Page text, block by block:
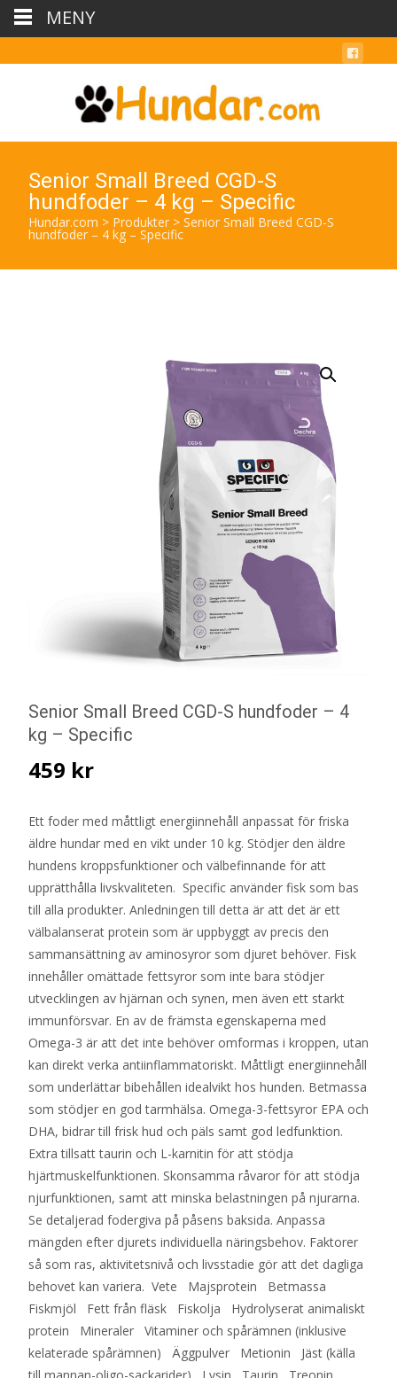
Senior Small Breed CGD-S
hundfoder – 4 kg – Specific
Hundar.com > Produkter > Senior Small Breed CGD-S
hundfoder – 4 kg – Specific
Senior Small Breed CGD-S hundfoder – 4
kg – Specific
459 kr
Ett foder med måttligt energiinnehåll anpassat för friska
äldre hundar med en vikt under 10 kg. Stödjer den äldre
hundens kroppsfunktioner och välbefinnande för att
upprätthålla livskvaliteten. Specific använder fisk som bas
till alla produkter. Anledningen till detta är att det är ett
välbalanserat protein som är uppbyggt av precis den
sammansättning av aminosyror som djuret behöver. Fisk
innehåller omättade fettsyror som inte bara stödjer
utvecklingen av hjärnan och synen, men även ett starkt
immunförsvar. En av de främsta egenskaperna med
Omega-3 är att det inte behöver omformas i kroppen, utan
kan direkt verka antiinflammatoriskt. Måttligt energiinnehåll
som underlättar bibehållen idealvikt hos hunden. Betmassa
som stödjer en god tarmhälsa. Omega-3-fettsyror EPA och
DHA, bidrar till frisk hud och päls samt god ledfunktion.
Extra tillsatt taurin och L-karnitin för att stödja
hjärtmuskelfunktionen. Skonsamma råvaror för att stödja
njurfunktionen, samt att minska belastningen på njurarna.
Se detaljerad fodergiva på påsens baksida. Anpassa
mängden efter djurets individuella näringsbehov. Faktorer
så som ras, aktivitetsnivå och livsstadie gör att det dagliga
behovet kan variera. Vete Majsprotein Betmassa
Fiskmjöl Fett från fläsk Fiskolja Hydrolyserat animaliskt
protein Mineraler Vitaminer och spårämnen (inklusive
kelaterade spårämnen) Äggpulver Metionin Jäst (källa
till mannan-oligo-sackarider) Lysin Taurin Treonin
MENY